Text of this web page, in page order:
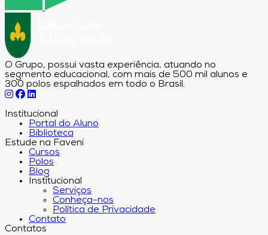
O Grupo, possui vasta experiência, atuando no
segmento educacional, com mais de 500 mil alunos e
300 polos espalhados em todo o Brasil.
Institucional
Portal do Aluno
Biblioteca
Estude na Faveni
Cursos
Polos
Blog
Institucional
Serviços
Conheça-nos
Política de Privacidade
Contato
Contatos